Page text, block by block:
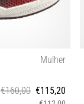
Mulher
€160,00 €115,20